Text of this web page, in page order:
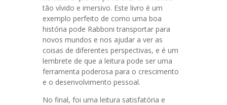
tão vívido e imersivo. Este livro é um
exemplo perfeito de como uma boa
história pode Rabboni transportar para
novos mundos e nos ajudar a ver as
coisas de diferentes perspectivas, e é um
lembrete de que a leitura pode ser uma
ferramenta poderosa para o crescimento
e o desenvolvimento pessoal.
No final, foi uma leitura satisfatória e